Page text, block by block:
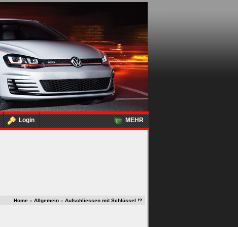
Login MEHR
Home » Allgemein » Aufschliessen mit Schlüssel !?